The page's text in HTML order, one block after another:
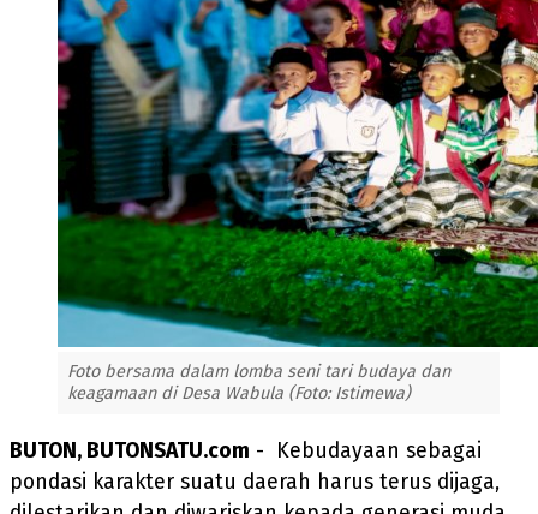
Foto bersama dalam lomba seni tari budaya dan
keagamaan di Desa Wabula (Foto: Istimewa)
BUTON, BUTONSATU.com - Kebudayaan sebagai
pondasi karakter suatu daerah harus terus dijaga,